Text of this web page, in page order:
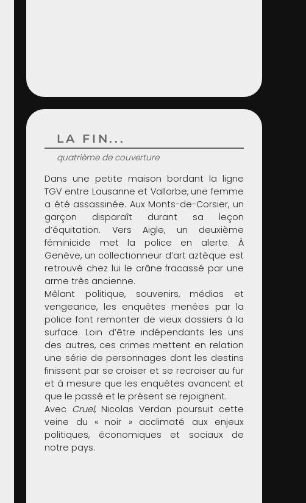
LA FIN...
quatrième de couverture
Dans une petite maison bordant la ligne
TGV entre Lausanne et Vallorbe, une femme
a été assassinée. Aux Monts-de-Corsier, un
garçon disparaît durant sa leçon
d’équitation. Vers Aigle, un deuxième
féminicide met la police en alerte. À
Genève, un collectionneur d’art aztèque est
retrouvé chez lui le crâne fracassé par une
arme très ancienne.
Mêlant politique, souvenirs, médias et
vengeance, les enquêtes menées par la
police font remonter de vieux dossiers à la
surface. Loin d’être indépendants les uns
des autres, ces crimes mettent en relation
une série de personnages dont les destins
finissent par se croiser et se recroiser au fur
et à mesure que les enquêtes avancent et
que le passé et le présent se rejoignent.
Avec Cruel, Nicolas Verdan poursuit cette
veine du « noir » acclimaté aux enjeux
politiques, économiques et sociaux de
notre pays.